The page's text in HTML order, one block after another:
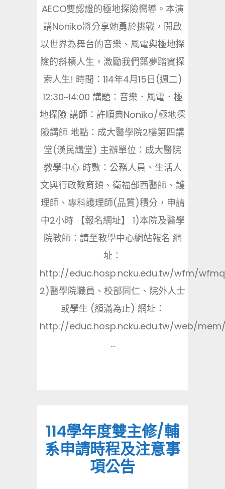
AECO雙認證的極地探險嚮導。本演
講Noniko將分享她勇於挑戰，開啟
以世界為舞台的音樂、風電與極地探
險的斜槓人生，激勵我們築夢踏實探
索人生! 時間：114年4月15日(週二)
12:30~14:00 講題：音樂．風電．極
地探險 講師：許順典Noniko/極地探
險講師 地點：成大醫學院2樓第四講
堂(漢民講堂) 主辦單位：成大醫院
教學中心 時數：公務人員、生活人
文與行政教育類、衛福部西醫師、護
理師、專科護理師(品質)積分，申請
中2小時 【報名網址】 1)本院及醫學
院教師：請至教學中心網站報名 網
址：
http://educ.hosp.ncku.edu.tw/wfm/
2)醫學院職員、校部同仁、院外人士
或學生 (額滿為止) 網址：
http://educ.hosp.ncku.edu.tw/web/
...
114學年度雙主修/輔
系申請時程及注意事
項公告